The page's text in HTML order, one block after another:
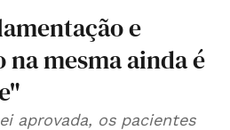
e
mesma ainda é
aprovada, os pacientes